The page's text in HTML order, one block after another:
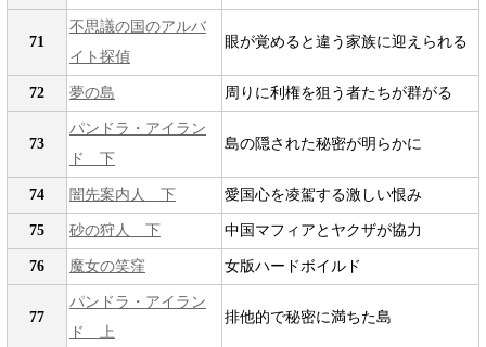
71
不思議の国のアルバ
イト探偵
眼が覚めると違う家族に迎えられる
72 夢の島 周りに利権を狙う者たちが群がる
73
パンドラ・アイラン
ド 下
島の隠された秘密が明らかに
74 闇先案内人 下 愛国心を凌駕する激しい恨み
75 砂の狩人 下 中国マフィアとヤクザが協力
76 魔女の笑窪 女版ハードボイルド
77
パンドラ・アイラン
ド 上
排他的で秘密に満ちた島